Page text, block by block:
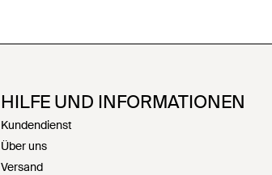
HILFE UND INFORMATIONEN
Kundendienst
Über uns
Versand